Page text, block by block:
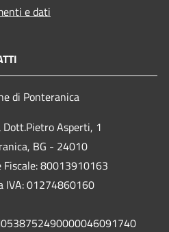
e dati
di Ponteranica
Dott.Pietro Asperti, 1
BG - 24010
Fiscale: 80013910163
IVA: 01274860160